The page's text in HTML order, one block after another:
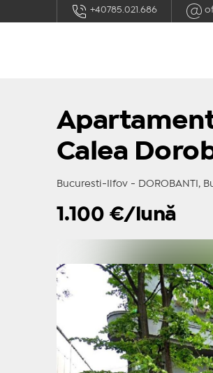
+40785.021.686
Calea
Bucuresti-Ilfov - DOROBANTI,
1.100 €/lună